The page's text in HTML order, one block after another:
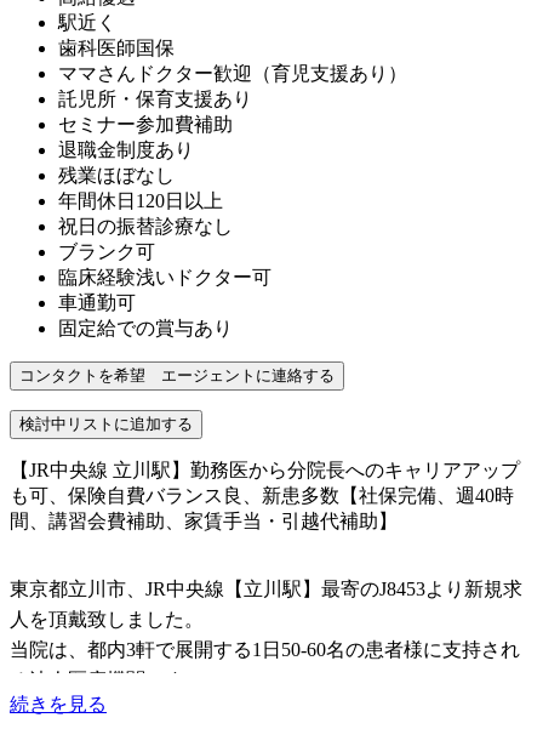
駅近く
歯科医師国保
ママさんドクター歓迎（育児支援あり）
託児所・保育支援あり
セミナー参加費補助
退職金制度あり
残業ほぼなし
年間休日120日以上
祝日の振替診療なし
ブランク可
臨床経験浅いドクター可
車通勤可
固定給での賞与あり
【JR中央線 立川駅】勤務医から分院長へのキャリアアップ
も可、保険自費バランス良、新患多数【社保完備、週40時
間、講習会費補助、家賃手当・引越代補助】
東京都立川市、JR中央線【立川駅】最寄のJ8453より新規求
人を頂戴致しました。
当院は、都内3軒で展開する1日50-60名の患者様に支持され
る法人医療機関です。
続きを見る